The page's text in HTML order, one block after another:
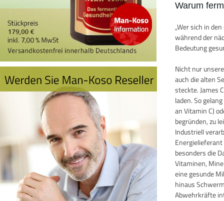
Warum
„Wer sich in
während der
Bedeutung
Nicht nur
auch die alten
steckte. James
laden. So
an Vitamin C)
begründen, zu
Industriell
besonders die
Vitaminen,
eine gesunde
hinaus
Abwehrkräfte